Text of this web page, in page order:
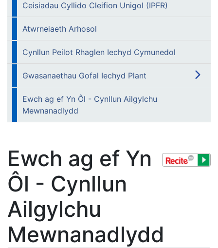
Ceisiadau Cyllido Cleifion Unigol (IPFR)
Atwrneiaeth Arhosol
Cynllun Peilot Rhaglen Iechyd Cymunedol
Gwasanaethau Gofal Iechyd Plant
Ewch ag ef Yn Ôl - Cynllun Ailgylchu
Mewnanadlydd
Ewch ag ef Yn
Ôl - Cynllun
Ailgylchu
Mewnanadlydd